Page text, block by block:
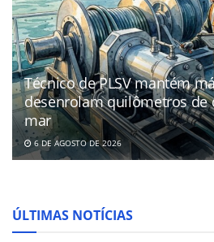
Técnico de PLSV mantém
desenrolam quilômetros de
mar
6 DE AGOSTO DE 2026
ÚLTIMAS NOTÍCIAS